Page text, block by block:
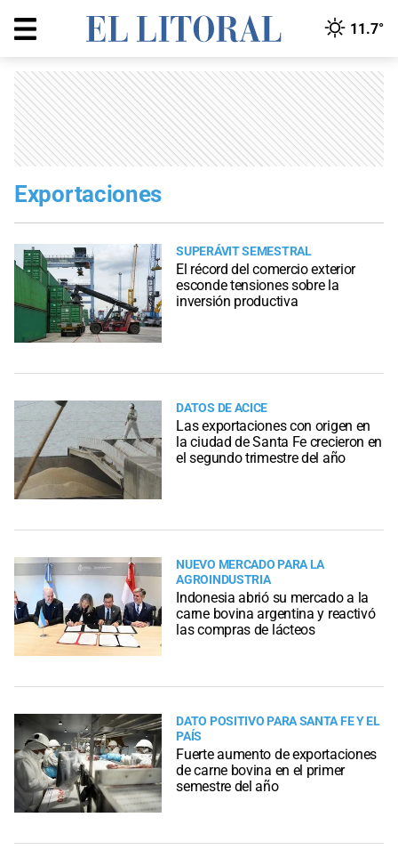
11.7°
Exportaciones
SUPERÁVIT SEMESTRAL
El récord del comercio exterior
esconde tensiones sobre la
inversión productiva
DATOS DE ACICE
Las exportaciones con origen en
la ciudad de Santa Fe crecieron en
el segundo trimestre del año
NUEVO MERCADO PARA LA
AGROINDUSTRIA
Indonesia abrió su mercado a la
carne bovina argentina y reactivó
las compras de lácteos
DATO POSITIVO PARA SANTA FE Y EL
PAÍS
Fuerte aumento de exportaciones
de carne bovina en el primer
semestre del año